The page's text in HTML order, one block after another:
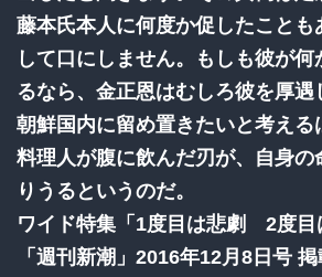
藤本氏本人に何度か促したことも
して口にしません。もしも彼が
るなら、金正恩はむしろ彼を厚
朝鮮国内に留め置きたいと考える
料理人が腹に飲んだ刃が、自身の
りうるというのだ。
ワイド特集「1度目は悲劇 2度目
「週刊新潮」2016年12月8日号